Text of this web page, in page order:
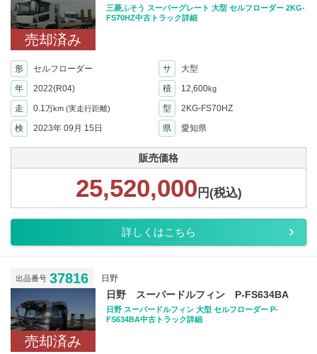
売却済み
三菱ふそう スーパーグレート 大型 セルフローダー 2KG-
FS70HZ中古トラック詳細
形 セルフローダー サ
大型
年
2022(R04) 積 12,600kg
走 0.1万km (実走行距離) 型
2KG-FS70HZ
検
2023年 09月 15日 県 愛知県
販売価格
25,520,000 円(税込)
詳しくはこちら
出品番号 37816 日野
売却済み
日野 スーパードルフィン P-FS634BA
日野 スーパードルフィン 大型 セルフローダー P-
FS634BA中古トラック詳細